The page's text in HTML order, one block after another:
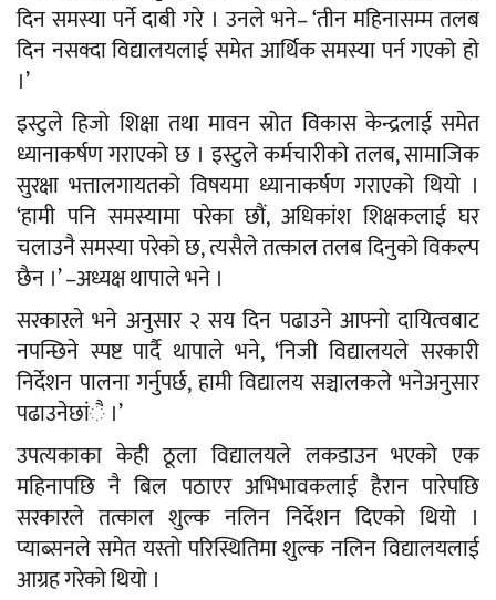
दिन समस्या पर्ने दाबी गरे । उनले भने– ‘तीन महिनासम्म तलब
दिन नसक्दा विद्यालयलाई समेत आर्थिक समस्या पर्न गएको हो
।’
इस्टुले हिजो शिक्षा तथा मावन स्रोत विकास केन्द्रलाई समेत
ध्यानाकर्षण गराएको छ । इस्टुले कर्मचारीको तलब, सामाजिक
सुरक्षा भत्तालगायतको विषयमा ध्यानाकर्षण गराएको थियो ।
‘हामी पनि समस्यामा परेका छौं, अधिकांश शिक्षकलाई घर
चलाउनै समस्या परेको छ, त्यसैले तत्काल तलब दिनुको विकल्प
छैन ।’ –अध्यक्ष थापाले भने ।
सरकारले भने अनुसार २ सय दिन पढाउने आफ्नो दायित्वबाट
नपन्छिने स्पष्ट पार्दै थापाले भने, ‘निजी विद्यालयले सरकारी
निर्देशन पालना गर्नुपर्छ, हामी विद्यालय सञ्चालकले भनेअनुसार
पढाउनेछांै ।’
उपत्यकाका केही ठूला विद्यालयले लकडाउन भएको एक
महिनापछि नै बिल पठाएर अभिभावकलाई हैरान पारेपछि
सरकारले तत्काल शुल्क नलिन निर्देशन दिएको थियो ।
प्याब्सनले समेत यस्तो परिस्थितिमा शुल्क नलिन विद्यालयलाई
आग्रह गरेको थियो ।